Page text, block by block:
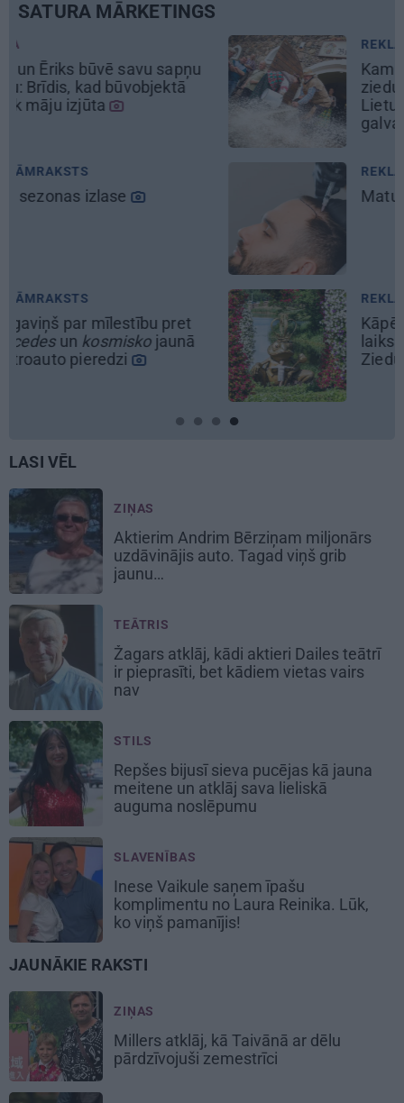
SATURA MĀRKETINGS
REKLĀMRAKSTS
Kamēr dāmas bauda miljoniem
ziedu skaistumu, kungi atklāj
Lietuvas alus tradīciju
REKLĀMRAKSTS
Kāpēc tieši tagad ir labākais
laiks doties uz Pakrojas muižas
Ziedu festivālu?
LASI VĒL
ZIŅAS
Aktierim Andrim Bērziņam miljonārs
uzdāvinājis auto. Tagad viņš grib
jaunu…
TEĀTRIS
Žagars atklāj, kādi aktieri Dailes teātrī
ir pieprasīti, bet kādiem vietas vairs
nav
STILS
Repšes bijusī sieva pucējas kā jauna
meitene un atklāj sava lieliskā
auguma noslēpumu
SLAVENĪBAS
Inese Vaikule saņem īpašu
komplimentu no Laura Reinika. Lūk,
ko viņš pamanījis!
JAUNĀKIE RAKSTI
ZIŅAS
Millers atklāj, kā Taivānā ar dēlu
pārdzīvojuši zemestrīci